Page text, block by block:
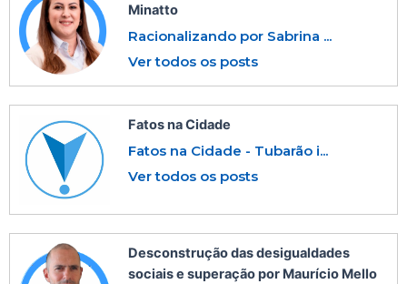
Minatto
Racionalizando por Sabrina ...
Ver todos os posts
Fatos na Cidade
Fatos na Cidade - Tubarão i...
Ver todos os posts
Desconstrução das desigualdades
sociais e superação por Maurício Mello